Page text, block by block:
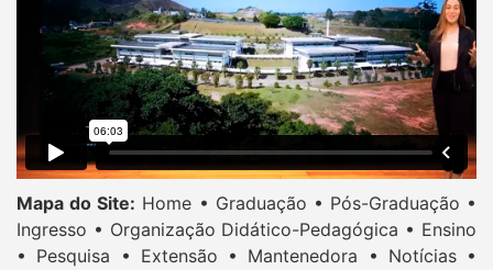
Mapa do Site: Home • Graduação • Pós-Graduação •
Ingresso • Organização Didático-Pedagógica • Ensino
• Pesquisa • Extensão • Mantenedora • Notícias •